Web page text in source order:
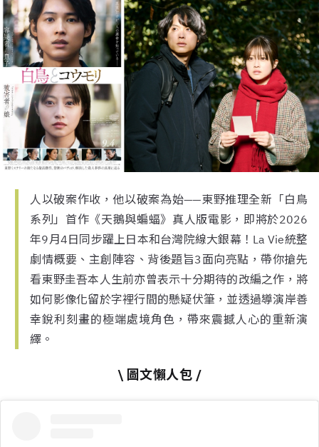
人以破案作收，他以破案為始——東野推理全新「白鳥
系列」首作《天鵝與蝙蝠》真人版電影，即將於2026
年9月4日同步躍上日本和台灣院線大銀幕！La Vie統整
劇情概要、主創陣容、背後題旨3面向亮點，帶你搶先
看東野圭吾本人生前亦曾表示十分期待的改編之作，將
如何影像化留於字裡行間的懸疑伏筆，並透過導演岸善
幸銳利刻畫的極端處境角色，帶來震撼人心的重新演
繹。
\ 圖文懶人包 /